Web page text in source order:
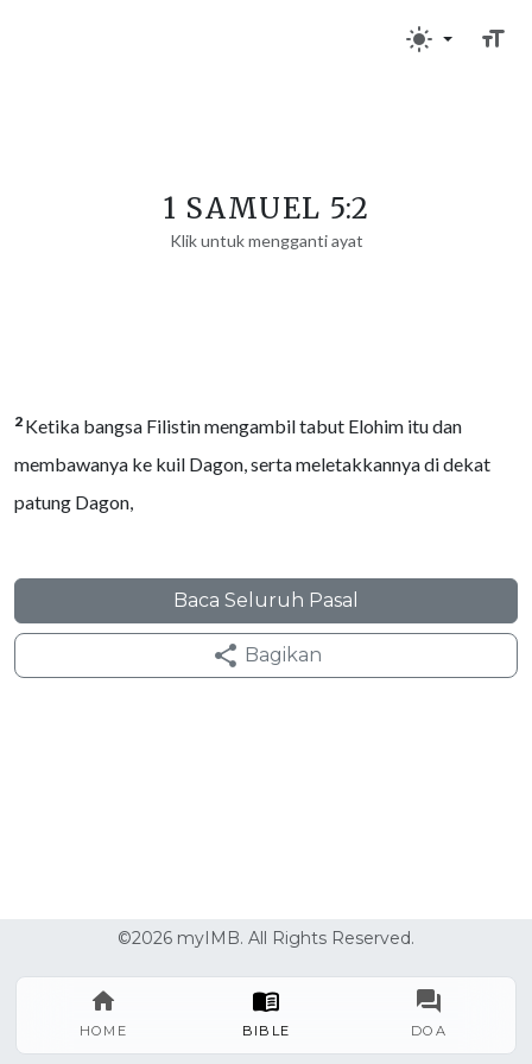
HOME BIBLE DOA
1 SAMUEL 5:2
Klik untuk mengganti ayat
2 Ketika bangsa Filistin mengambil tabut Elohim itu dan
membawanya ke kuil Dagon, serta meletakkannya di dekat
patung Dagon,
Baca Seluruh Pasal
Bagikan
©2026 myIMB. All Rights Reserved.